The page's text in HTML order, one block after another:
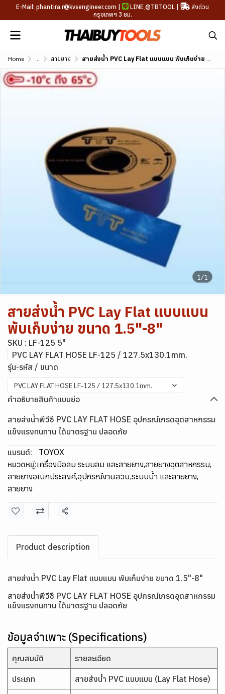
E-Mail: phantira.r@kvsengineer.com | LINE @TBTOOL |
ส่งด่วน
กรุงเทพฯ 3 ชม.
Home ... สายยาง สายส่งน้ำ PVC Lay Flat แบบแบน พับเก็บง่าย ขนาด 1.5"-8"
1/1
สายส่งน้ำ PVC Lay Flat แบบแบน
พับเก็บง่าย ขนาด 1.5"-8"
SKU : LF-125 5"
PVC LAY FLAT HOSE LF-125 / 127.5x130.1mm.
รุ่น-รหัส / ขนาด
PVC LAY FLAT HOSE LF-125 / 127.5x130.1mm.
คำอธิบายสินค้าแบบย่อ
สายส่งน้ำพีวีซี PVC LAY FLAT HOSE อุปกรณ์เกรดอุตสาหกรรม
แข็งแรงทนทาน ได้มาตรฐาน ปลอดภัย
แบรนด์:
TOYOX
หมวดหมู่:เครื่องมือลม ระบบลม และสายยาง,สายยางอุตสาหกรรม,
สายยางอเนกประสงค์,อุปกรณ์งานสวน,ระบบน้ำ และสายยาง,
สายยาง
แชร์
Product description
สายส่งน้ำ PVC Lay Flat แบบแบน พับเก็บง่าย ขนาด 1.5"-8"
สายส่งน้ำพีวีซี PVC LAY FLAT HOSE อุปกรณ์เกรดอุตสาหกรรม
แข็งแรงทนทาน ได้มาตรฐาน ปลอดภัย
ข้อมูลจำเพาะ (Specifications)
คุณสมบัติ รายละเอียด
ประเภท สายส่งน้ำ PVC แบบแบน (Lay Flat Hose)